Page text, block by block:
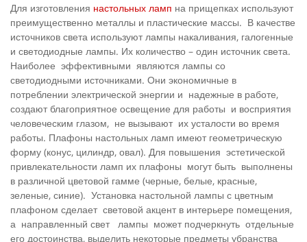
Для изготовления настольных ламп на прищепках используют
преимущественно металлы и пластические массы. В качестве
источников света используют лампы накаливания, галогенные
и светодиодные лампы. Их количество – один источник света.
Наиболее эффективными являются лампы со
светодиодными источниками. Они экономичные в
потреблении электрической энергии и надежные в работе,
создают благоприятное освещение для работы и восприятия
человеческим глазом, не вызывают их усталости во время
работы. Плафоны настольных ламп имеют геометрическую
форму (конус, цилиндр, овал). Для повышения эстетической
привлекательности ламп их плафоны могут быть выполнены
в различной цветовой гамме (черные, белые, красные,
зеленые, синие). Установка настольной лампы с цветным
плафоном сделает световой акцент в интерьере помещения,
а направленный свет лампы может подчеркнуть отдельные
его достоинства, выделить некоторые предметы убранства